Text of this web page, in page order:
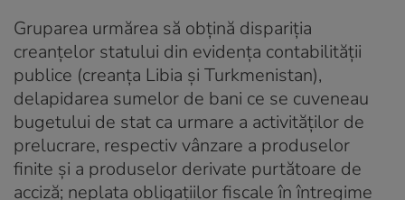
Gruparea urmărea să obțină dispariția
creanțelor statului din evidența contabilității
publice (creanța Libia și Turkmenistan),
delapidarea sumelor de bani ce se cuveneau
bugetului de stat ca urmare a activităților de
prelucrare, respectiv vânzare a produselor
finite și a produselor derivate purtătoare de
acciză; neplata obligațiilor fiscale în întregime